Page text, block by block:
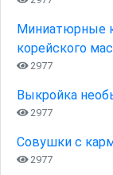
Миниатюрные
корейского
2977
Выкройка
2977
Совушки с
2977